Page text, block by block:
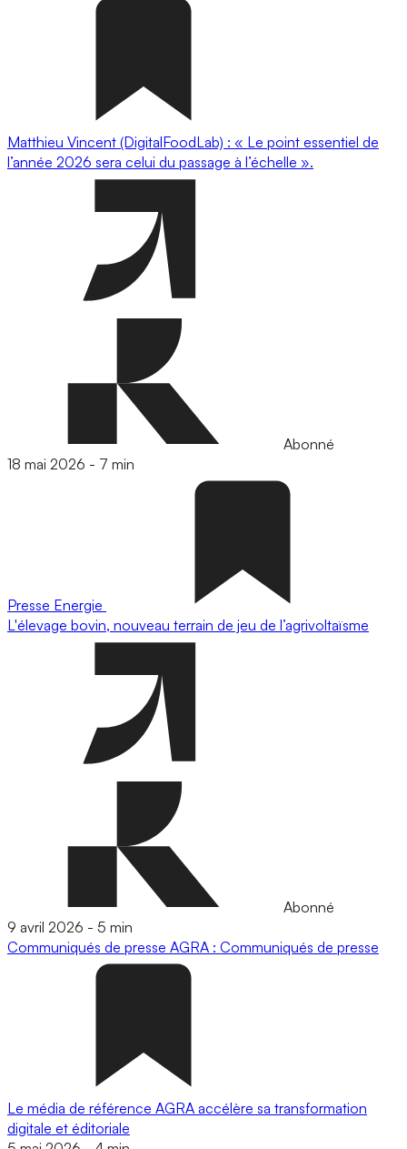
Matthieu Vincent (DigitalFoodLab) : « Le point essentiel de
l’année 2026 sera celui du passage à l’échelle ».
Abonné
18 mai 2026 - 7 min
Presse Energie
L'élevage bovin, nouveau terrain de jeu de l’agrivoltaïsme
Abonné
9 avril 2026 - 5 min
Communiqués de presse AGRA : Communiqués de presse
Le média de référence AGRA accélère sa transformation
digitale et éditoriale